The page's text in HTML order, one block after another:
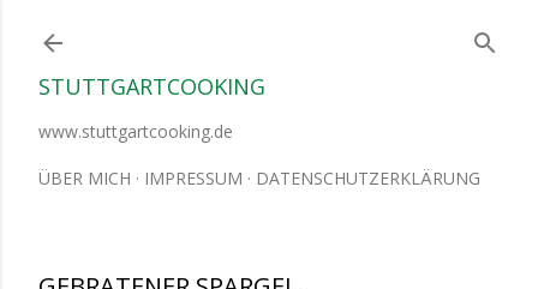
STUTTGARTCOOKING
www.stuttgartcooking.de
ÜBER MICH IMPRESSUM DATENSCHUTZERKLÄRUNG